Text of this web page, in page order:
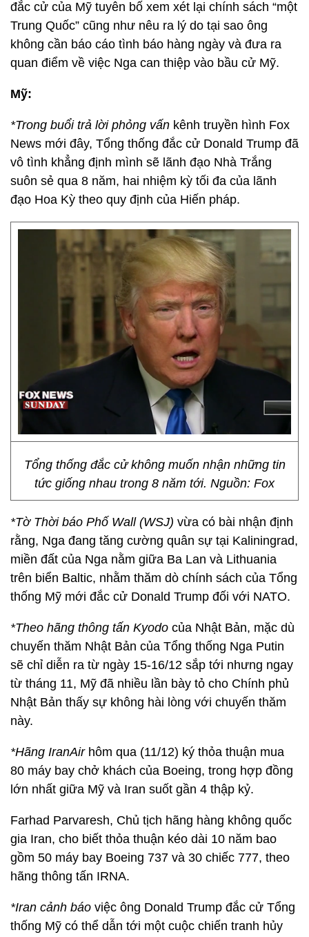
đắc cử của Mỹ tuyên bố xem xét lại chính sách “một
Trung Quốc” cũng như nêu ra lý do tại sao ông
không cần báo cáo tình báo hàng ngày và đưa ra
quan điểm về việc Nga can thiệp vào bầu cử Mỹ.
Mỹ:
*Trong buổi trả lời phỏng vấn kênh truyền hình Fox
News mới đây, Tổng thống đắc cử Donald Trump đã
vô tình khẳng định mình sẽ lãnh đạo Nhà Trắng
suôn sẻ qua 8 năm, hai nhiệm kỳ tối đa của lãnh
đạo Hoa Kỳ theo quy định của Hiến pháp.
Tổng thống đắc cử không muốn nhận những tin
tức giống nhau trong 8 năm tới. Nguồn: Fox
*Tờ Thời báo Phố Wall (WSJ) vừa có bài nhận định
rằng, Nga đang tăng cường quân sự tại Kaliningrad,
miền đất của Nga nằm giữa Ba Lan và Lithuania
trên biển Baltic, nhằm thăm dò chính sách của Tổng
thống Mỹ mới đắc cử Donald Trump đối với NATO.
*Theo hãng thông tấn Kyodo của Nhật Bản, mặc dù
chuyến thăm Nhật Bản của Tổng thống Nga Putin
sẽ chỉ diễn ra từ ngày 15-16/12 sắp tới nhưng ngay
từ tháng 11, Mỹ đã nhiều lần bày tỏ cho Chính phủ
Nhật Bản thấy sự không hài lòng với chuyến thăm
này.
*Hãng IranAirhôm qua (11/12) ký thỏa thuận mua
80 máy bay chở khách của Boeing, trong hợp đồng
lớn nhất giữa Mỹ và Iran suốt gần 4 thập kỷ.
Farhad Parvaresh, Chủ tịch hãng hàng không quốc
gia Iran, cho biết thỏa thuận kéo dài 10 năm bao
gồm 50 máy bay Boeing 737 và 30 chiếc 777, theo
hãng thông tấn IRNA.
*Iran cảnh báo việc ông Donald Trump đắc cử Tổng
thống Mỹ có thể dẫn tới một cuộc chiến tranh hủy